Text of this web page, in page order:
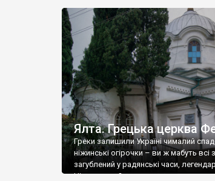
Херсонесі Володимир-язичник, став
християнином. А потім було Хрещення
Херсонесу Таврійського названо
Ялта. Грецька церква
Греки залишили Україні чималий
ніжинські огірочки – ви ж мабуть всі
загублений у радянські часи,
Ніжин греки?